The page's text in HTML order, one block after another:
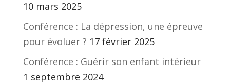
10 mars 2025
Conférence : La dépression, une épreuve
pour évoluer ? 17 février 2025
Conférence : Guérir son enfant intérieur
1 septembre 2024